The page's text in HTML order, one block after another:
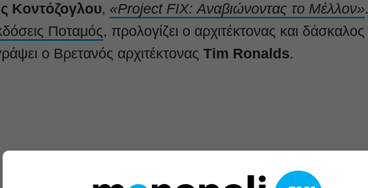
Κοντόζογλου, «Project FIX: Αναβιώνοντας το Μέλλον».
Ποταμός, προλογίζει ο αρχιτέκτονας και δάσκαλος
ο Βρετανός αρχιτέκτονας Tim Ronalds.